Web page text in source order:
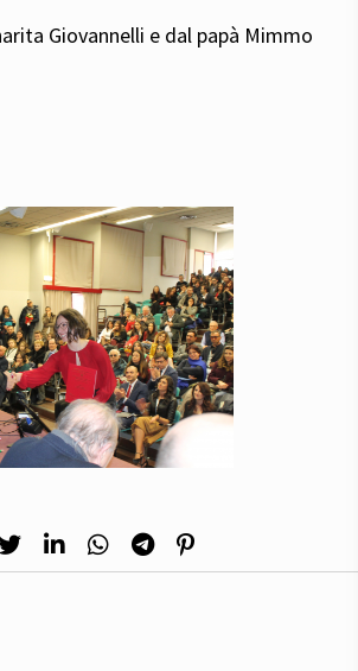
Giovannelli e dal papà Mimmo